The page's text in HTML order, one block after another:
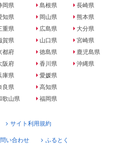
岡県
知県
重県
賀県
都府
阪府
庫県
良県
歌山県
島根県
岡山県
広島県
山口県
徳島県
香川県
愛媛県
高知県
福岡県
長崎県
熊本県
大分県
宮崎県
鹿児島県
沖縄県
サイト利用規約
い合わせ ふるとく